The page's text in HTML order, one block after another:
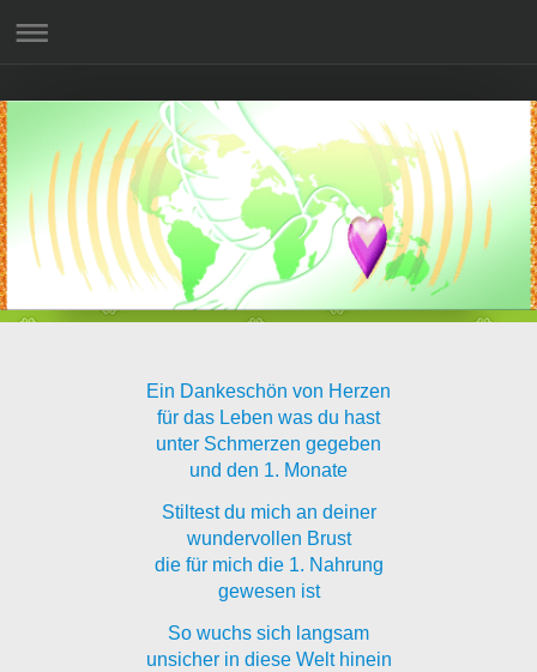
Ein Dankeschön von Herzen
für das Leben was du hast
unter Schmerzen gegeben
und den 1. Monate
Stiltest du mich an deiner
wundervollen Brust
die für mich die 1. Nahrung
gewesen ist
So wuchs sich langsam
unsicher in diese Welt hinein